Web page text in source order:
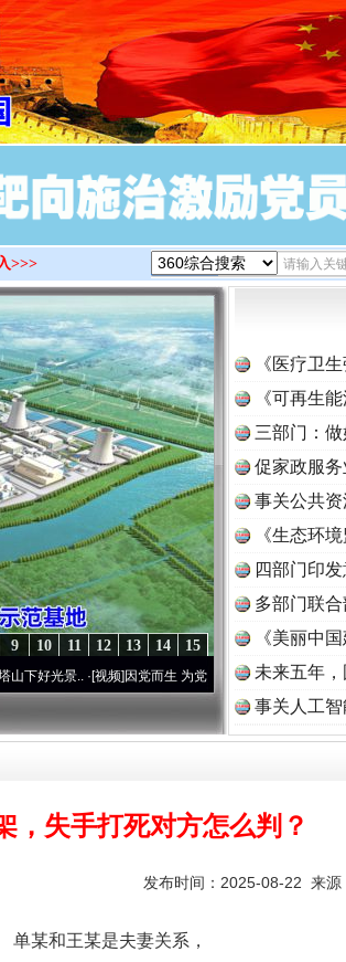
>>>
15
14
13
12
11
10
9
景..·[视频]因党而生 为党而战——百年“纪”事⑧加强纪律..
《医疗卫
《可再生
三部门：
促家政服
事关公共
《生态环
读
四部门印
多部门联
《美丽中
未来五年
事关人工
，失手打死对方怎么判？
发布时间：2025-08-22 来源
单某和王某是夫妻关系，